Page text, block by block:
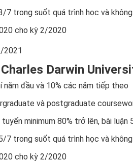
7 trong suốt quá trình học và
cho kỳ 2/2020
2021
Charles Darwin
năm đầu và 10% các năm tiếp theo
và postgraduate
minimum 80% trở lên, bài luận
7 trong suốt quá trình học và
cho kỳ 2/2020